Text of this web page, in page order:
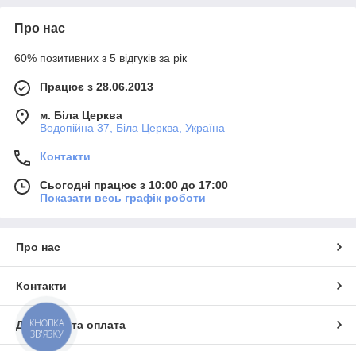
Про нас
60% позитивних з 5 відгуків за рік
Працює з 28.06.2013
м. Біла Церква
Водопійна 37, Біла Церква, Україна
Контакти
Сьогодні працює з 10:00 до 17:00
Показати весь графік роботи
Про нас
Контакти
Доставка та оплата
КНОПКА
ЗВ'ЯЗКУ